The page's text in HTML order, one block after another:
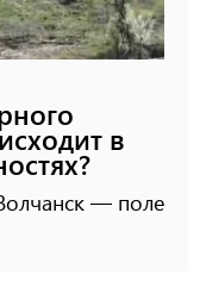
в
— поле